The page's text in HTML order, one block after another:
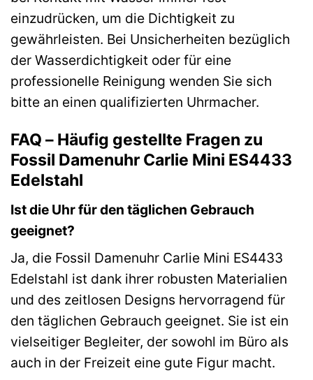
einzudrücken, um die Dichtigkeit zu
gewährleisten. Bei Unsicherheiten bezüglich
der Wasserdichtigkeit oder für eine
professionelle Reinigung wenden Sie sich
bitte an einen qualifizierten Uhrmacher.
FAQ – Häufig gestellte Fragen zu
Fossil Damenuhr Carlie Mini ES4433
Edelstahl
Ist die Uhr für den täglichen Gebrauch
geeignet?
Ja, die Fossil Damenuhr Carlie Mini ES4433
Edelstahl ist dank ihrer robusten Materialien
und des zeitlosen Designs hervorragend für
den täglichen Gebrauch geeignet. Sie ist ein
vielseitiger Begleiter, der sowohl im Büro als
auch in der Freizeit eine gute Figur macht.